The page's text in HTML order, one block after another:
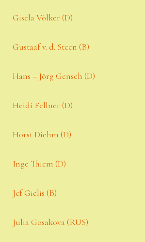
Gisela Völker (D)
Gustaaf v. d. Steen (B)
Hans – Jörg Gensch (D)
Heidi Fellner (D)
Horst Diehm (D)
Inge Thiem (D)
Jef Gielis (B)
Julia Gosakova (RUS)